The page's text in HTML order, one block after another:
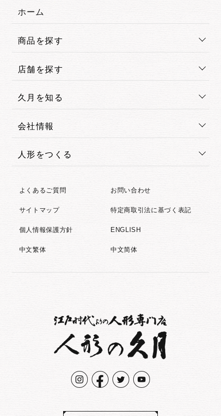
ホーム
商品を探す
店舗を探す
久月を知る
会社情報
人形をつくる
よくあるご質問 お問い合わせ
サイトマップ 特定商取引法に基づく表記
個人情報保護方針 ENGLISH
中文繁体 中文简体